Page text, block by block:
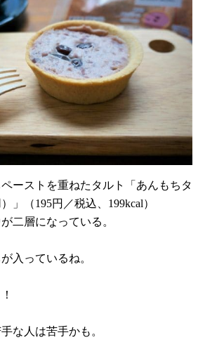
ーストを重ねたタルト「あんもちタ
」（195円／税込、199kcal）
二層になっている。
入っているね。
な人は苦手かも。